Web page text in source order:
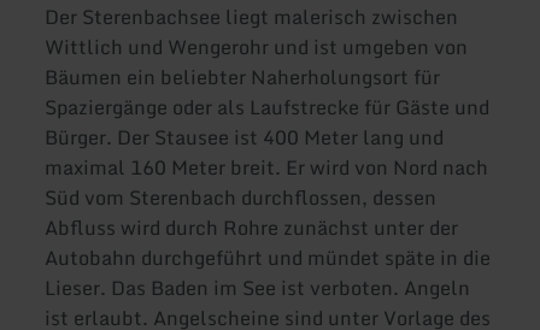
Der Sterenbachsee liegt malerisch zwischen
Wittlich und Wengerohr und ist umgeben von
Bäumen ein beliebter Naherholungsort für
Spaziergänge oder als Laufstrecke für Gäste und
Bürger. Der Stausee ist 400 Meter lang und
maximal 160 Meter breit. Er wird von Nord nach
Süd vom Sterenbach durchflossen, dessen
Abfluss wird durch Rohre zunächst unter der
Autobahn durchgeführt und mündet späte in die
Lieser. Das Baden im See ist verboten. Angeln
ist erlaubt. Angelscheine sind unter Vorlage des